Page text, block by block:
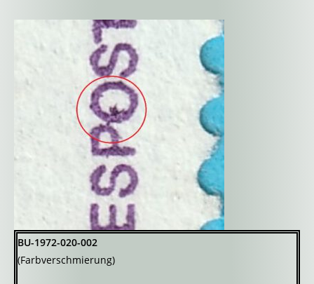
BU-1972-020-002
(Farbverschmierung)